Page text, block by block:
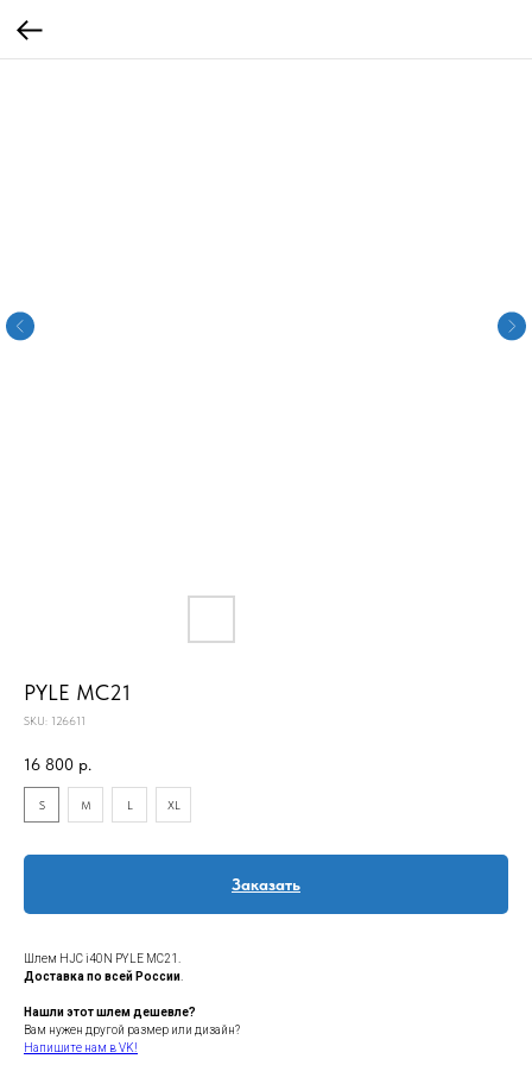
PYLE MC21
SKU: 126611
16 800 р.
S M L XL
Заказать
Шлем HJC i40N PYLE MC21.
Доставка по всей России.
Нашли этот шлем дешевле?
Вам нужен другой размер или дизайн?
Напишите нам в VK!